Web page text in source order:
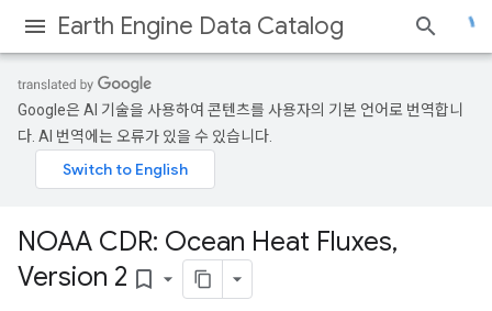
Earth Engine Data Catalog
Google은 AI 기술을 사용하여 콘텐츠를 사용자의 기본 언어로 번역합니
다. AI 번역에는 오류가 있을 수 있습니다.
NOAA CDR: Ocean Heat Fluxes,
Version 2 bookmark_border